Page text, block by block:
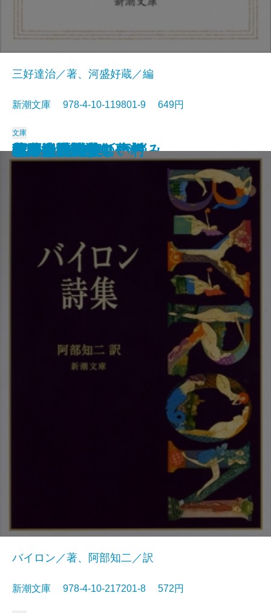
孤独な散歩者の夢想
ゲーテ詩集
脂肪の塊・テリエ館
パルムの僧院〔下〕
巴里の憂鬱
若きウェルテルの悩み
ハイネ詩集
女の一生
パルムの僧院〔上〕
三好達治詩集
三好達治／著、河盛好蔵／編
新潮文庫 978-4-10-119801-9 649円
文庫
バイロン詩集
バイロン／著、阿部知二／訳
新潮文庫 978-4-10-217201-8 572円
春琴抄
風立ちぬ・美しい村
ヴィヨンの妻
北原白秋詩集
萩原朔太郎詩集
ヘッセ詩集
春の嵐
椿姫
春